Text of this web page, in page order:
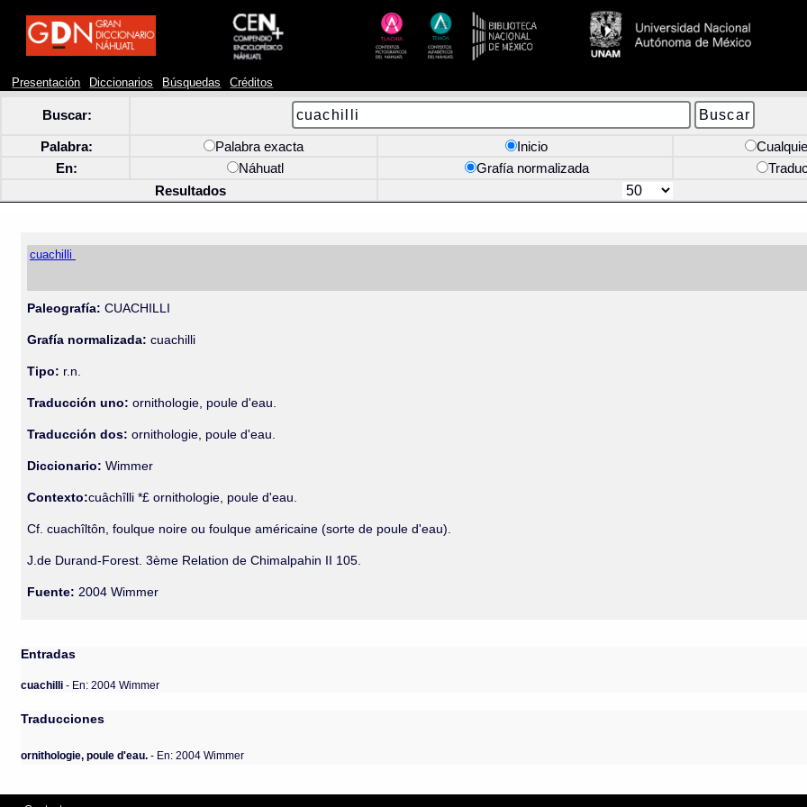
Presentación Diccionarios Búsquedas Créditos
Buscar:
Palabra: Palabra exacta Inicio
En:
Náhuatl Grafía normalizada
Resultados
cuachilli
Paleografía: CUACHILLI
Grafía normalizada: cuachilli
Tipo: r.n.
Traducción uno: ornithologie, poule d'eau.
Traducción dos: ornithologie, poule d'eau.
Diccionario:Wimmer
Contexto:cuâchîlli *£ ornithologie, poule d'eau.
Cf. cuachîltôn, foulque noire ou foulque américaine (sorte de poule d'eau).
J.de Durand-Forest. 3ème Relation de Chimalpahin II 105.
Fuente: 2004 Wimmer
Entradas
cuachilli- En: 2004 Wimmer
Traducciones
ornithologie, poule d'eau. - En: 2004 Wimmer